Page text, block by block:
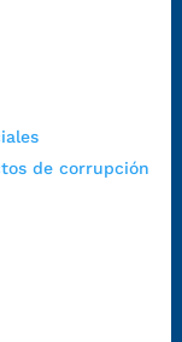
de corrupción